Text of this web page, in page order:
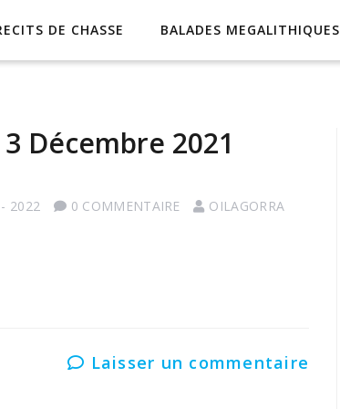
DE CHASSE BALADES MEGALITHIQUES
Décembre 2021
2022 0 COMMENTAIRE OILAGORRA
Laisser un commentaire